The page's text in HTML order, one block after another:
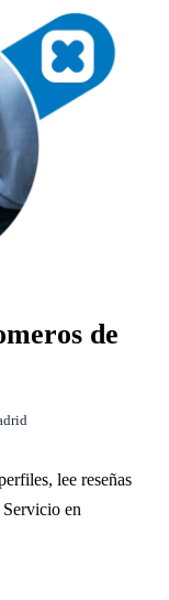
de
lee reseñas
en